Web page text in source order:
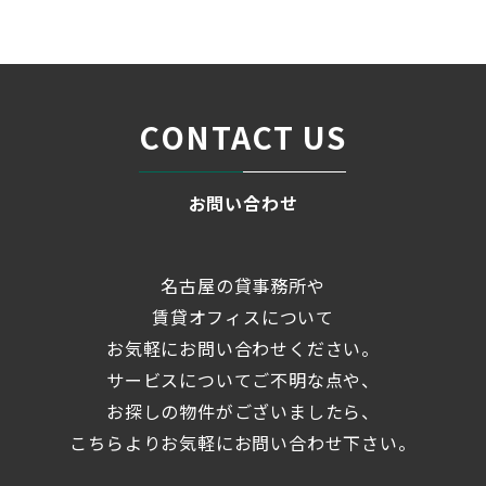
CONTACT US
お問い合わせ
名古屋の貸事務所や
賃貸オフィスについて
お気軽にお問い合わせください。
サービスについてご不明な点や、
お探しの物件がございましたら、
こちらよりお気軽にお問い合わせ下さい。